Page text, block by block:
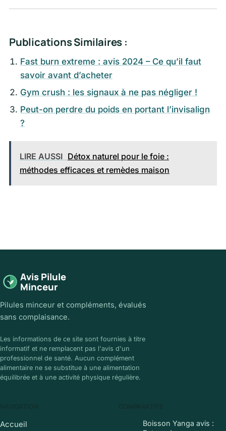
Publications Similaires :
Fast burn extreme : avis 2024 – Ce qu’il faut
savoir avant d’acheter
Gym crush : les signaux à ne pas négliger !
Peut-on perdre du poids en portant l’invisalign
?
LIRE AUSSI Détox naturel pour le foie :
méthodes efficaces et remèdes maison
Avis Pilule
Minceur
Pilules minceur et compléments, évalués
sans complaisance.
Les informations de ce site sont fournies à titre
informatif et ne remplacent pas l'avis d'un
professionnel de santé. Aucun complément
alimentaire ne se substitue à une alimentation
équilibrée et à une activité physique régulière.
Accueil
Boisson Yanga avis :